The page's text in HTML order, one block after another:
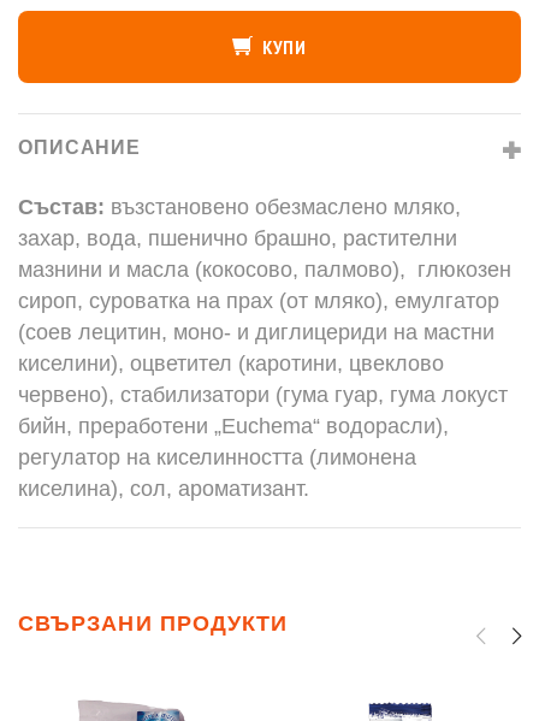
КУПИ
ОПИСАНИЕ
Състав: възстановено обезмаслено мляко,
захар, вода, пшенично брашно, растителни
мазнини и масла (кокосово, палмово), глюкозен
сироп, суроватка на прах (от мляко), емулгатор
(соев лецитин, моно- и диглицериди на мастни
киселини), оцветител (каротини, цвеклово
червено), стабилизатори (гума гуар, гума локуст
бийн, преработени „Euchema“ водорасли),
регулатор на киселинността (лимонена
киселина), сол, ароматизант.
СВЪРЗАНИ ПРОДУКТИ